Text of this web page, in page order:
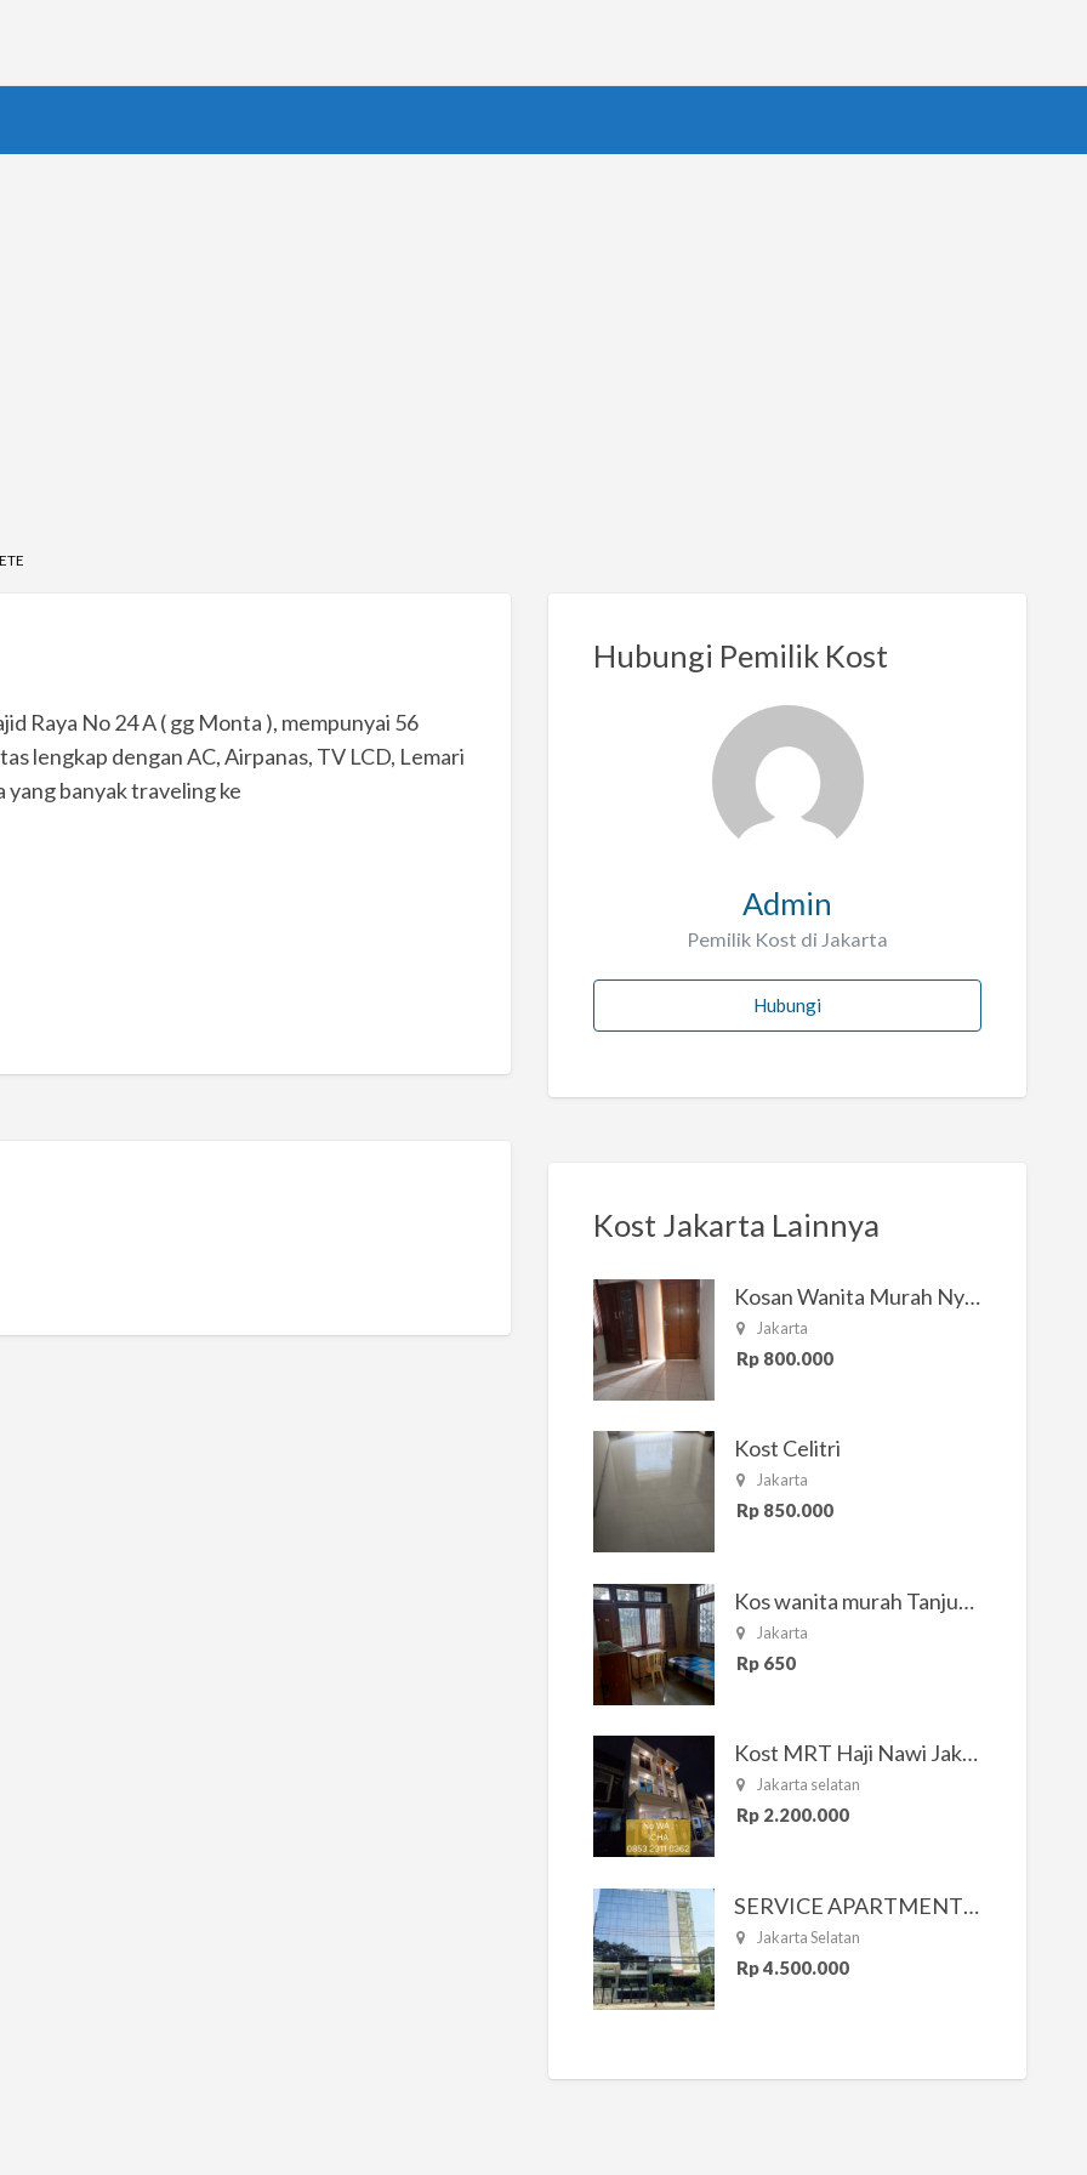
Raya No 24 A ( gg Monta ), mempunyai 56
lengkap dengan AC, Airpanas, TV LCD, Lemari
yang banyak traveling ke
Hubungi Pemilik Kost
Admin
Pemilik Kost di Jakarta
Hubungi
Kost Jakarta Lainnya
Kosan Wanita Murah Nyaman di Jakarta Selatan
Jakarta
Rp 800.000
Kost Celitri
Jakarta
Rp 850.000
Kos wanita murah Tanjung Duren Jakarta Barat
Jakarta
Rp 650
Kost MRT Haji Nawi Jakarta Selatan
Jakarta selatan
Rp 2.200.000
SERVICE APARTMENT SOUTH RESIDENCE
Jakarta Selatan
Rp 4.500.000